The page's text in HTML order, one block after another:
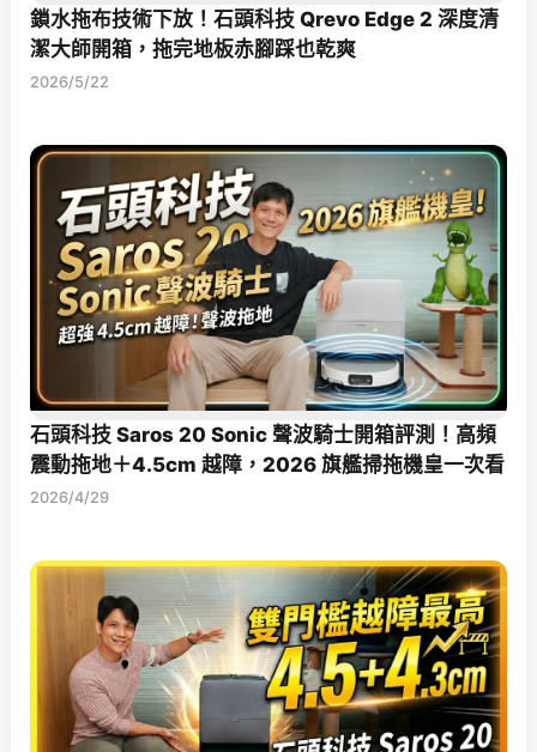
鎖水拖布技術下放！石頭科技 Qrevo Edge 2 深度清
潔大師開箱，拖完地板赤腳踩也乾爽
2026/5/22
石頭科技 Saros 20 Sonic 聲波騎士開箱評測！高頻
震動拖地＋4.5cm 越障，2026 旗艦掃拖機皇一次看
2026/4/29